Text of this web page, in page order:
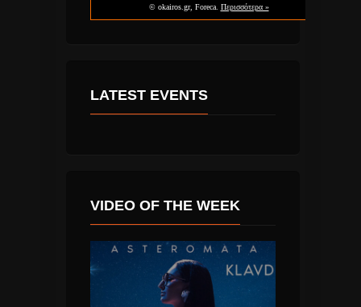
LATEST EVENTS
VIDEO OF THE WEEK